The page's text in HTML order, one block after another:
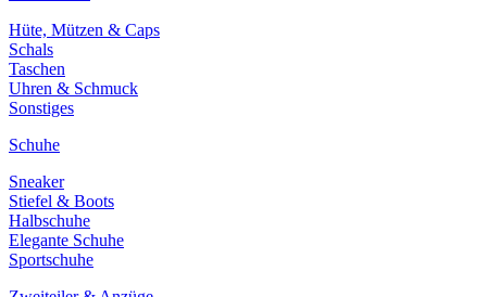
Hüte, Mützen & Caps
Schals
Taschen
Uhren & Schmuck
Sonstiges
Schuhe
Sneaker
Stiefel & Boots
Halbschuhe
Elegante Schuhe
Sportschuhe